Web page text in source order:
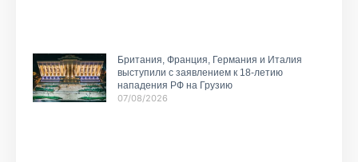
Британия, Франция, Германия и Италия
выступили с заявлением к 18-летию
нападения РФ на Грузию
07/08/2026